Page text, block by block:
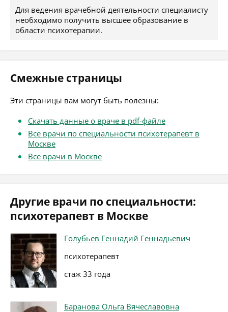
Для ведения врачебной деятельности специалисту
необходимо получить высшее образование в
области психотерапии.
Смежные страницы
Эти страницы вам могут быть полезны:
Скачать данные о враче в pdf-файле
Все врачи по специальности психотерапевт в
Москве
Все врачи в Москве
Другие врачи по специальности:
психотерапевт в Москве
Голубьев Геннадий Геннадьевич
психотерапевт
стаж 33 года
Баранова Ольга Вячеславовна